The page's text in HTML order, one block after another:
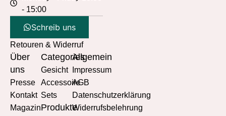
- 15:00
Schreib uns
Retouren & Widerruf
Über
uns
Presse
Kontakt
Magazin
Categories
Gesicht
Accessoire
Sets
Produkte
Allgemein
Impressum
AGB
Datenschutzerklärung
Widerrufsbelehrung